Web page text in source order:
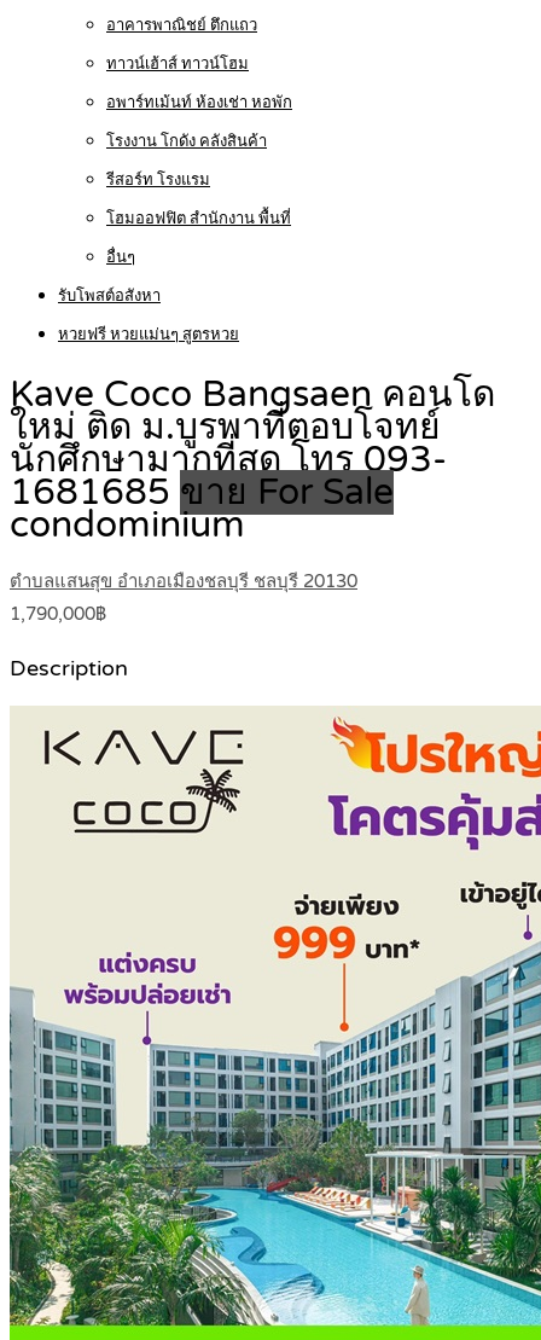
อาคารพาณิชย์ ตึกแถว
ทาวน์เฮ้าส์ ทาวน์โฮม
อพาร์ทเม้นท์ ห้องเช่า หอพัก
โรงงาน โกดัง คลังสินค้า
รีสอร์ท โรงแรม
โฮมออฟฟิต สำนักงาน พื้นที่
อื่นๆ
รับโพสต์อสังหา
หวยฟรี หวยแม่นๆ สูตรหวย
Kave Coco Bangsaen คอนโด
ใหม่ ติด ม.บูรพาที่ตอบโจทย์
นักศึกษามากที่สุด โทร 093-
1681685 ขาย For Sale
condominium
ตำบลแสนสุข อำเภอเมืองชลบุรี ชลบุรี 20130
1,790,000฿
Description